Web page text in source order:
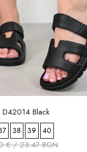
D42014 Black
38 39 40
€ / 23.47 BGN